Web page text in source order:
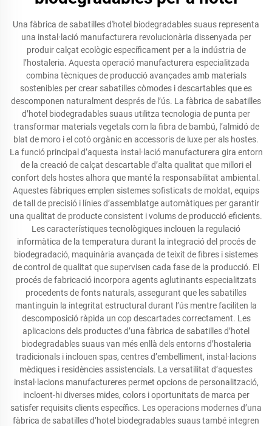
Una fàbrica de sabatilles d'hotel biodegradables suaus representa
una instal·lació manufacturera revolucionària dissenyada per
produir calçat ecològic específicament per a la indústria de
l’hostaleria. Aquesta operació manufacturera especialitzada
combina tècniques de producció avançades amb materials
sostenibles per crear sabatilles còmodes i descartables que es
descomponen naturalment després de l’ús. La fàbrica de sabatilles
d’hotel biodegradables suaus utilitza tecnologia de punta per
transformar materials vegetals com la fibra de bambú, l’almidó de
blat de moro i el cotó orgànic en accessoris de luxe per als hostes.
La funció principal d’aquesta instal·lació manufacturera gira entorn
de la creació de calçat descartable d’alta qualitat que millori el
confort dels hostes alhora que manté la responsabilitat ambiental.
Aquestes fàbriques emplen sistemes sofisticats de moldat, equips
de tall de precisió i línies d’assemblatge automàtiques per garantir
una qualitat de producte consistent i volums de producció eficients.
Les característiques tecnològiques inclouen la regulació
informàtica de la temperatura durant la integració del procés de
biodegradació, maquinària avançada de teixit de fibres i sistemes
de control de qualitat que supervisen cada fase de la producció. El
procés de fabricació incorpora agents aglutinants especialitzats
procedents de fonts naturals, assegurant que les sabatilles
mantinguin la integritat estructural durant l’ús mentre faciliten la
descomposició ràpida un cop descartades correctament. Les
aplicacions dels productes d’una fàbrica de sabatilles d’hotel
biodegradables suaus van més enllà dels entorns d’hostaleria
tradicionals i inclouen spas, centres d’embelliment, instal·lacions
mèdiques i residències assistencials. La versatilitat d’aquestes
instal·lacions manufactureres permet opcions de personalització,
incloent-hi diverses mides, colors i oportunitats de marca per
satisfer requisits clients específics. Les operacions modernes d’una
fàbrica de sabatilles d’hotel biodegradables suaus també integren